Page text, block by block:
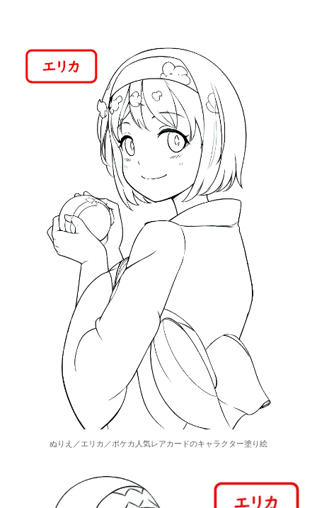
ぬりえ／エリカ／ポケカ人気レアカードのキャラクター塗り絵